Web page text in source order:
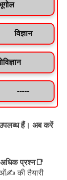
विज्ञान
-----
हैं। अब करें
अधिक प्रश्न📑
की तैयारी